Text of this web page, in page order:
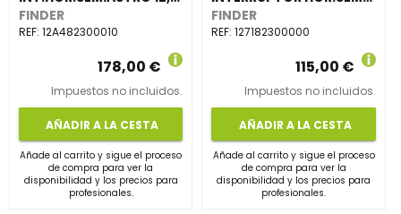
FINDER
REF: 12A482300010
178,00 €
Impuestos no incluidos.
AÑADIR A LA CESTA
Añade al carrito y sigue el proceso
de compra para ver la
disponibilidad y los precios para
profesionales.
FINDER
REF:127182300000
115,00 €
Impuestos no incluidos.
AÑADIR A LA CESTA
Añade al carrito y sigue el proceso
de compra para ver la
disponibilidad y los precios para
profesionales.